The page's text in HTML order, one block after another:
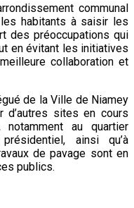
communal
habitants à saisir les
des préoccupations qui
en évitant les initiatives
collaboration et
de la Ville de Niamey
d’autres sites en cours
notamment au quartier
ainsi qu’à
de pavage sont en
publics.